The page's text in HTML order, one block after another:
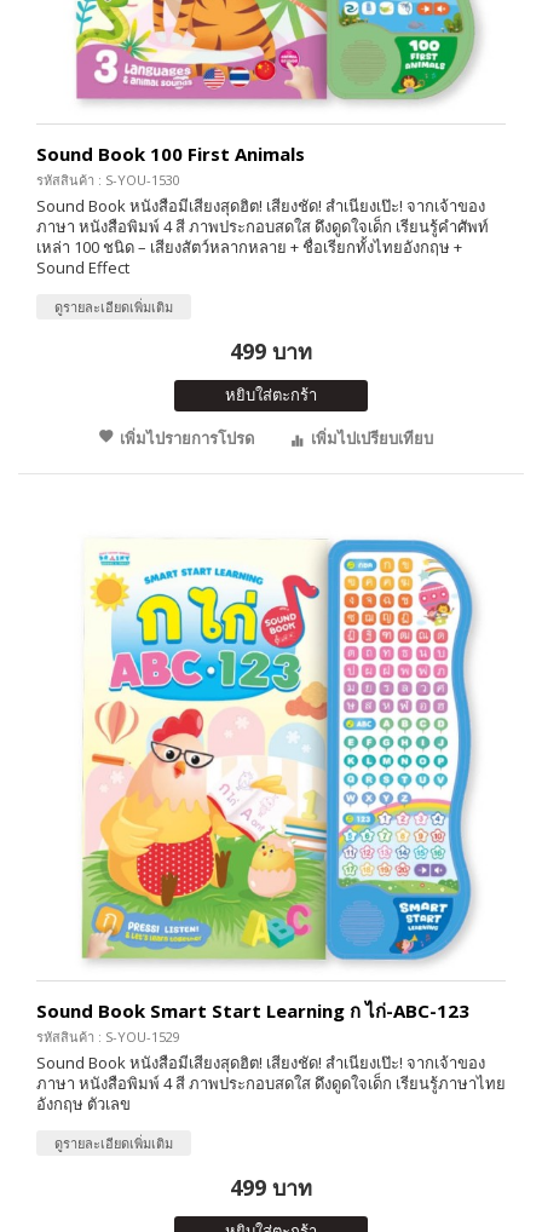
Sound Book 100 First Animals
รหัสสินค้า : S-YOU-1530
Sound Book หนังสือมีเสียงสุดฮิต! เสียงชัด! สำเนียงเป๊ะ! จากเจ้าของ
ภาษา หนังสือพิมพ์ 4 สี ภาพประกอบสดใส ดึงดูดใจเด็ก เรียนรู้คำศัพท์
เหล่า 100 ชนิด – เสียงสัตว์หลากหลาย + ชื่อเรียกทั้งไทยอังกฤษ +
Sound Effect
ดูรายละเอียดเพิ่มเติม
499 บาท
หยิบใส่ตะกร้า
เพิ่มไปรายการโปรด
เพิ่มไปเปรียบเทียบ
Sound Book Smart Start Learning ก ไก่-ABC-123
รหัสสินค้า : S-YOU-1529
Sound Book หนังสือมีเสียงสุดฮิต! เสียงชัด! สำเนียงเป๊ะ! จากเจ้าของ
ภาษา หนังสือพิมพ์ 4 สี ภาพประกอบสดใส ดึงดูดใจเด็ก เรียนรู้ภาษาไทย
อังกฤษ ตัวเลข
ดูรายละเอียดเพิ่มเติม
499 บาท